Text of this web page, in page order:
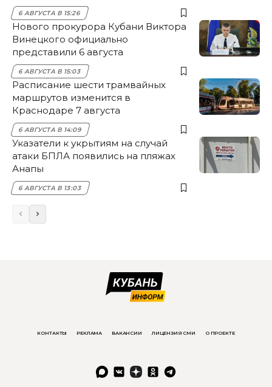
6 АВГУСТА В 15:26
Нового прокурора Кубани Виктора
Винецкого официально
представили 6 августа
6 АВГУСТА В 15:03
Расписание шести трамвайных
маршрутов изменится в
Краснодаре 7 августа
6 АВГУСТА В 14:09
Указатели к укрытиям на случай
атаки БПЛА появились на пляжах
Анапы
6 АВГУСТА В 13:03
КОНТАКТЫ РЕКЛАМА ВАКАНСИИ ЛИЦЕНЗИЯ СМИ О ПРОЕКТЕ